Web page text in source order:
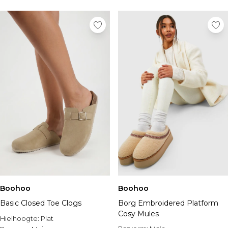
Sandalen & Slippers
Laarzen
Herenaccessoires
Alle Accessoires
Zonnebrillen
Mutsen & Petten
Sieraden & Horloges
Ondergoed
Tassen & Portemonnees
Riemen
Merken die we leuk vinden
Burton
Heren Sale
Sale Tops
Boohoo
Basic Closed Toe Clogs
Hielhoogte: Plat
Boohoo
Borg Embroidered Platform
Cosy Mules